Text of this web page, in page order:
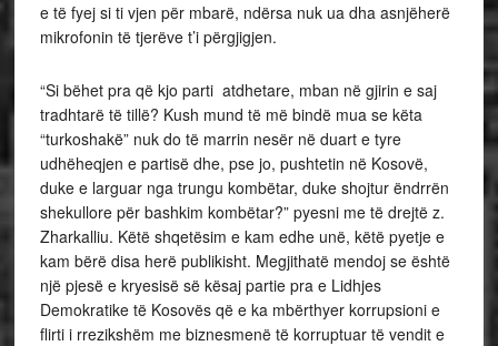
e të fyej si ti vjen për mbarë, ndërsa nuk ua dha asnjëherë
mikrofonin të tjerëve t’i përgjigjen.
“Si bëhet pra që kjo parti atdhetare, mban në gjirin e saj
tradhtarë të tillë? Kush mund të më bindë mua se këta
“turkoshakë” nuk do të marrin nesër në duart e tyre
udhëheqjen e partisë dhe, pse jo, pushtetin në Kosovë,
duke e larguar nga trungu kombëtar, duke shojtur ëndrrën
shekullore për bashkim kombëtar?” pyesni me të drejtë z.
Zharkalliu. Këtë shqetësim e kam edhe unë, këtë pyetje e
kam bërë disa herë publikisht. Megjithatë mendoj se është
një pjesë e kryesisë së kësaj partie pra e Lidhjes
Demokratike të Kosovës që e ka mbërthyer korrupsioni e
flirti i rrezikshëm me biznesmenë të korruptuar të vendit e